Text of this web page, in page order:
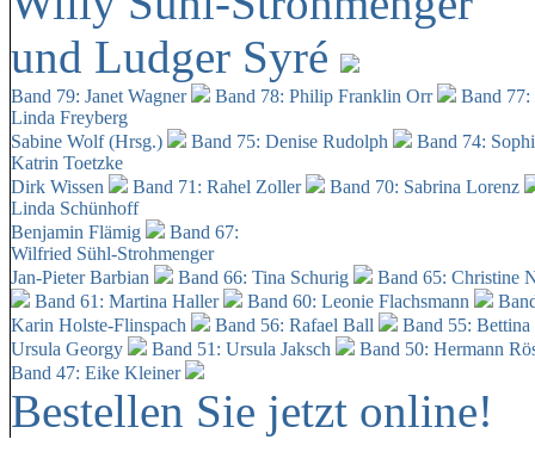
und Ludger Syré
Band 79: Janet Wagner Band 78: Philip Franklin Orr
Band
Linda Freyberg
Sabine Wolf (Hrsg.)
Band 75: Denise Rudolph
Band 74:
Katrin Toetzke
Dirk Wissen
Band 71: Rahel Zoller
Band 70: Sabrina Lorenz
Linda Schünhoff
Benjamin Flämig
Band 67:
Wilfried Sühl-Strohmenger
Jan-Pieter Barbian
Band 66: Tina Schurig
Band 65: Christine
Band 61: Martina Haller
Band 60: Leonie Flachsmann
Karin Holste-Flinspach
Band 56: Rafael Ball
Band 55:
Ursula Georgy
Band 51: Ursula Jaksch Band 50: Hermann
Band 47: Eike Kleiner
Bestellen Sie jetzt online!